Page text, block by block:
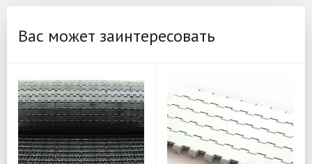
Вас может заинтересовать